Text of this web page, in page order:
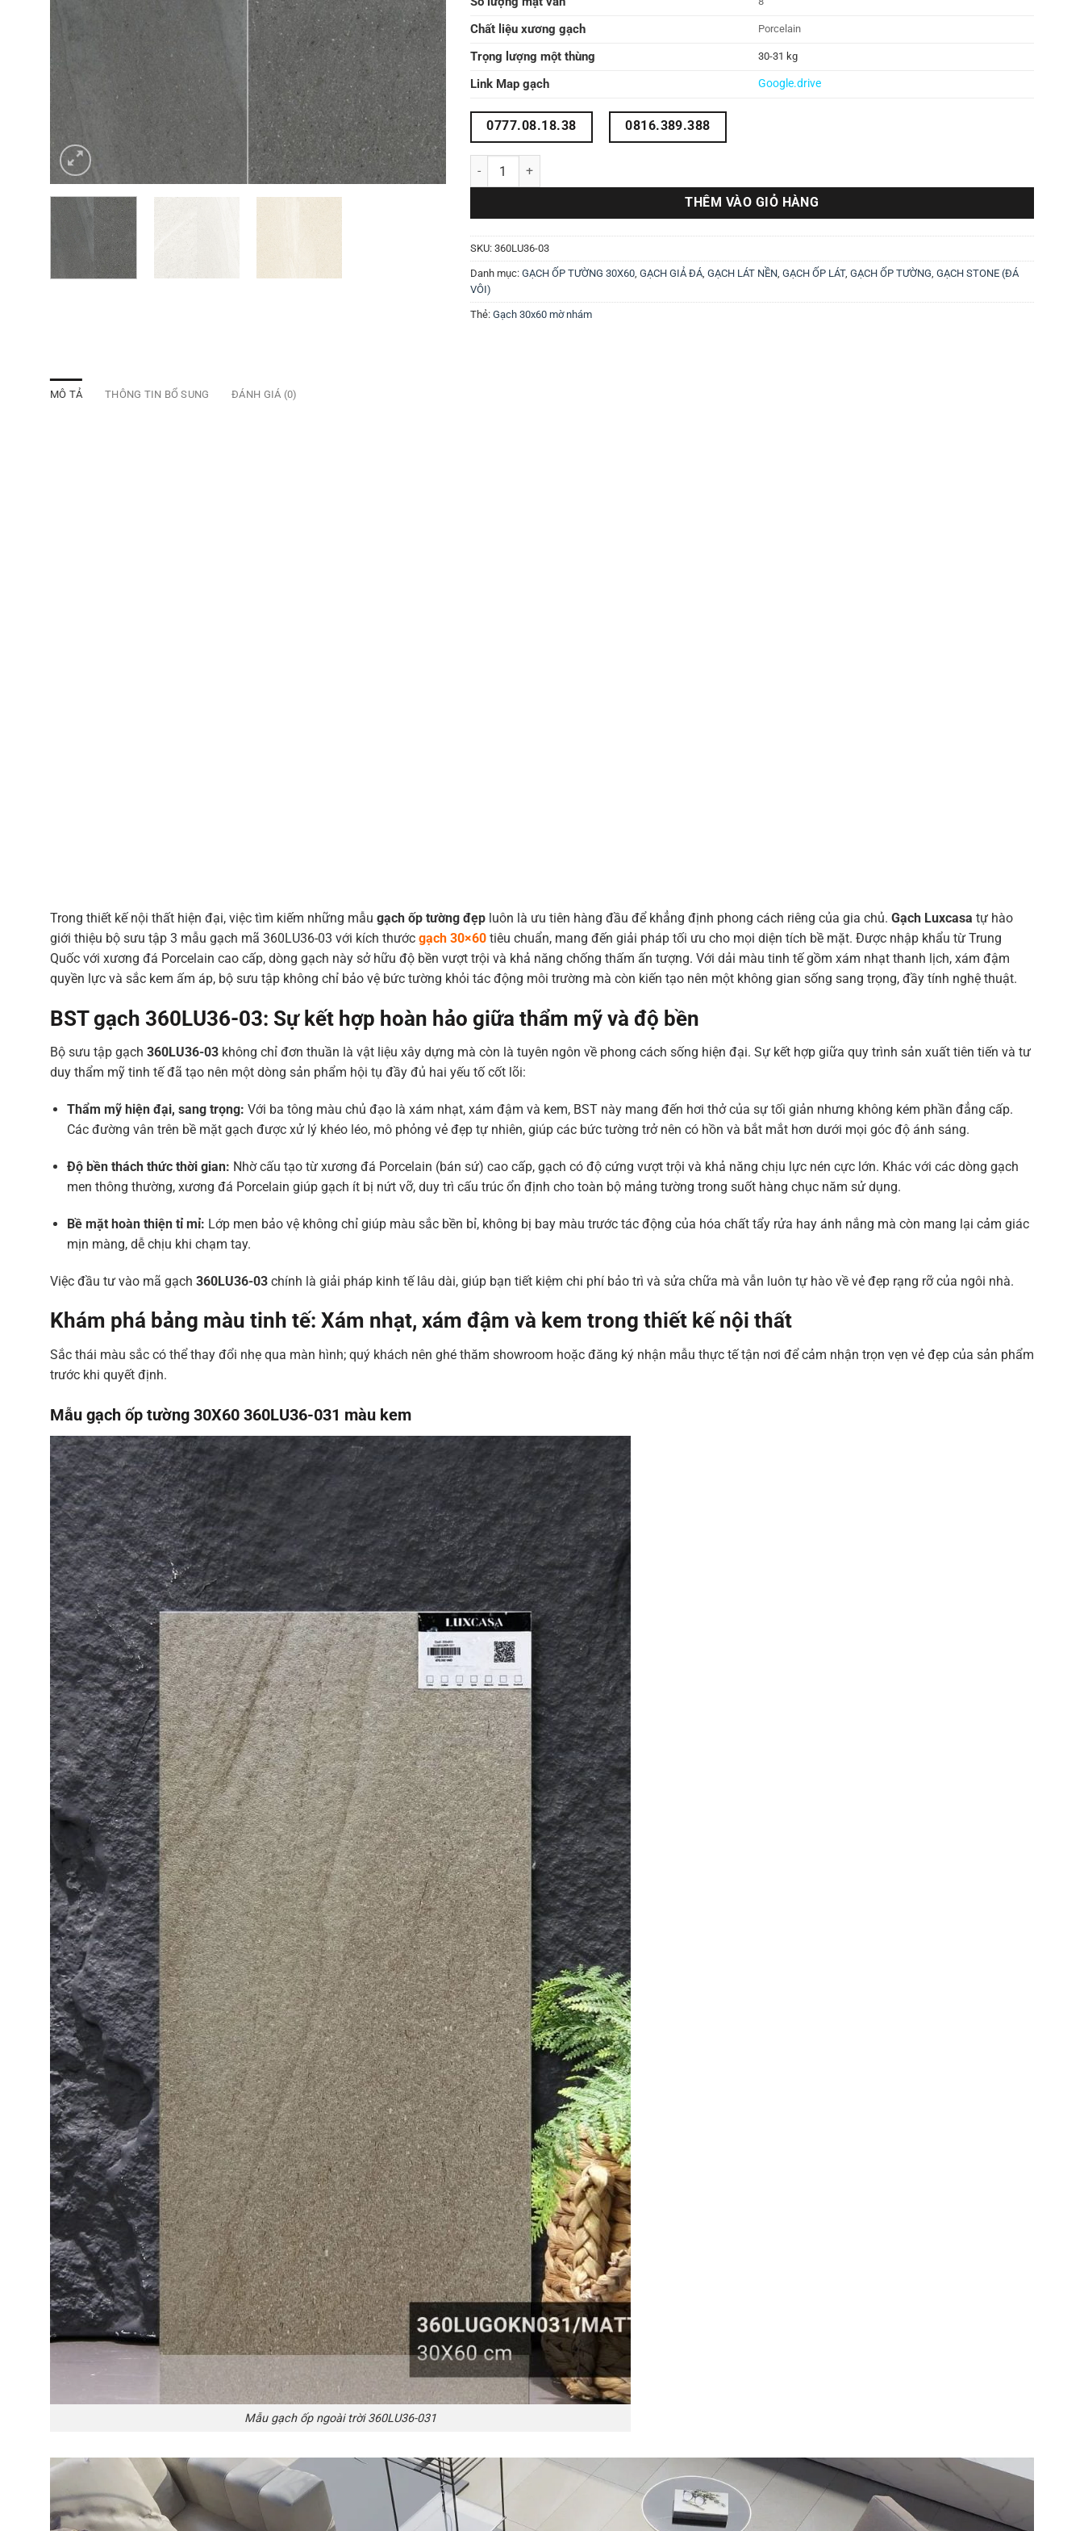
Chất liệu xương gạch Porcelain
Trọng lượng một thùng 30-31 kg
Link Map gạch Google.drive
0777.08.18.38 0816.389.388
BST 3 mẫu gạch ốp tường 30X60 360LU36-03 số lượng
THÊM VÀO GIỎ HÀNG
SKU: 360LU36-03
Danh mục: GẠCH ỐP TƯỜNG 30X60, GẠCH GIẢ ĐÁ, GẠCH LÁT NỀN, GẠCH ỐP LÁT, GẠCH ỐP TƯỜNG, GẠCH STONE (ĐÁ
VÔI)
Thẻ: Gạch 30x60 mờ nhám
MÔ TẢ THÔNG TIN BỔ SUNG ĐÁNH GIÁ (0)
Trong thiết kế nội thất hiện đại, việc tìm kiếm những mẫu gạch ốp tường đẹp luôn là ưu tiên hàng đầu để khẳng định phong cách riêng của gia chủ. Gạch Luxcasa tự hào
giới thiệu bộ sưu tập 3 mẫu gạch mã 360LU36-03 với kích thước gạch 30×60 tiêu chuẩn, mang đến giải pháp tối ưu cho mọi diện tích bề mặt. Được nhập khẩu từ Trung
Quốc với xương đá Porcelain cao cấp, dòng gạch này sở hữu độ bền vượt trội và khả năng chống thấm ấn tượng. Với dải màu tinh tế gồm xám nhạt thanh lịch, xám đậm
quyền lực và sắc kem ấm áp, bộ sưu tập không chỉ bảo vệ bức tường khỏi tác động môi trường mà còn kiến tạo nên một không gian sống sang trọng, đầy tính nghệ thuật.
BST gạch 360LU36-03: Sự kết hợp hoàn hảo giữa thẩm mỹ và độ bền
Bộ sưu tập gạch 360LU36-03 không chỉ đơn thuần là vật liệu xây dựng mà còn là tuyên ngôn về phong cách sống hiện đại. Sự kết hợp giữa quy trình sản xuất tiên tiến và tư
duy thẩm mỹ tinh tế đã tạo nên một dòng sản phẩm hội tụ đầy đủ hai yếu tố cốt lõi:
Thẩm mỹ hiện đại, sang trọng: Với ba tông màu chủ đạo là xám nhạt, xám đậm và kem, BST này mang đến hơi thở của sự tối giản nhưng không kém phần đẳng cấp.
Các đường vân trên bề mặt gạch được xử lý khéo léo, mô phỏng vẻ đẹp tự nhiên, giúp các bức tường trở nên có hồn và bắt mắt hơn dưới mọi góc độ ánh sáng.
Độ bền thách thức thời gian: Nhờ cấu tạo từ xương đá Porcelain (bán sứ) cao cấp, gạch có độ cứng vượt trội và khả năng chịu lực nén cực lớn. Khác với các dòng gạch
men thông thường, xương đá Porcelain giúp gạch ít bị nứt vỡ, duy trì cấu trúc ổn định cho toàn bộ mảng tường trong suốt hàng chục năm sử dụng.
Bề mặt hoàn thiện tỉ mỉ: Lớp men bảo vệ không chỉ giúp màu sắc bền bỉ, không bị bay màu trước tác động của hóa chất tẩy rửa hay ánh nắng mà còn mang lại cảm giác
mịn màng, dễ chịu khi chạm tay.
Việc đầu tư vào mã gạch 360LU36-03 chính là giải pháp kinh tế lâu dài, giúp bạn tiết kiệm chi phí bảo trì và sửa chữa mà vẫn luôn tự hào về vẻ đẹp rạng rỡ của ngôi nhà.
Khám phá bảng màu tinh tế: Xám nhạt, xám đậm và kem trong thiết kế nội thất
Sắc thái màu sắc có thể thay đổi nhẹ qua màn hình; quý khách nên ghé thăm showroom hoặc đăng ký nhận mẫu thực tế tận nơi để cảm nhận trọn vẹn vẻ đẹp của sản phẩm
trước khi quyết định.
Mẫu gạch ốp tường 30X60 360LU36-031 màu kem
Mẫu gạch ốp ngoài trời 360LU36-031